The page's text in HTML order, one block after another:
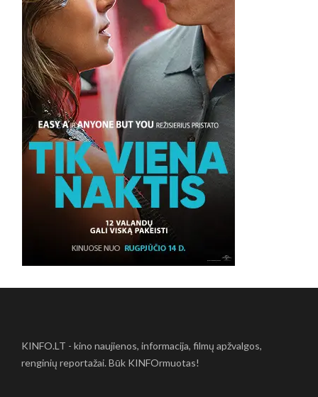
KINFO.LT - kino naujienos, informacija, filmų apžvalgos,
renginių reportažai. Būk KINFOrmuotas!